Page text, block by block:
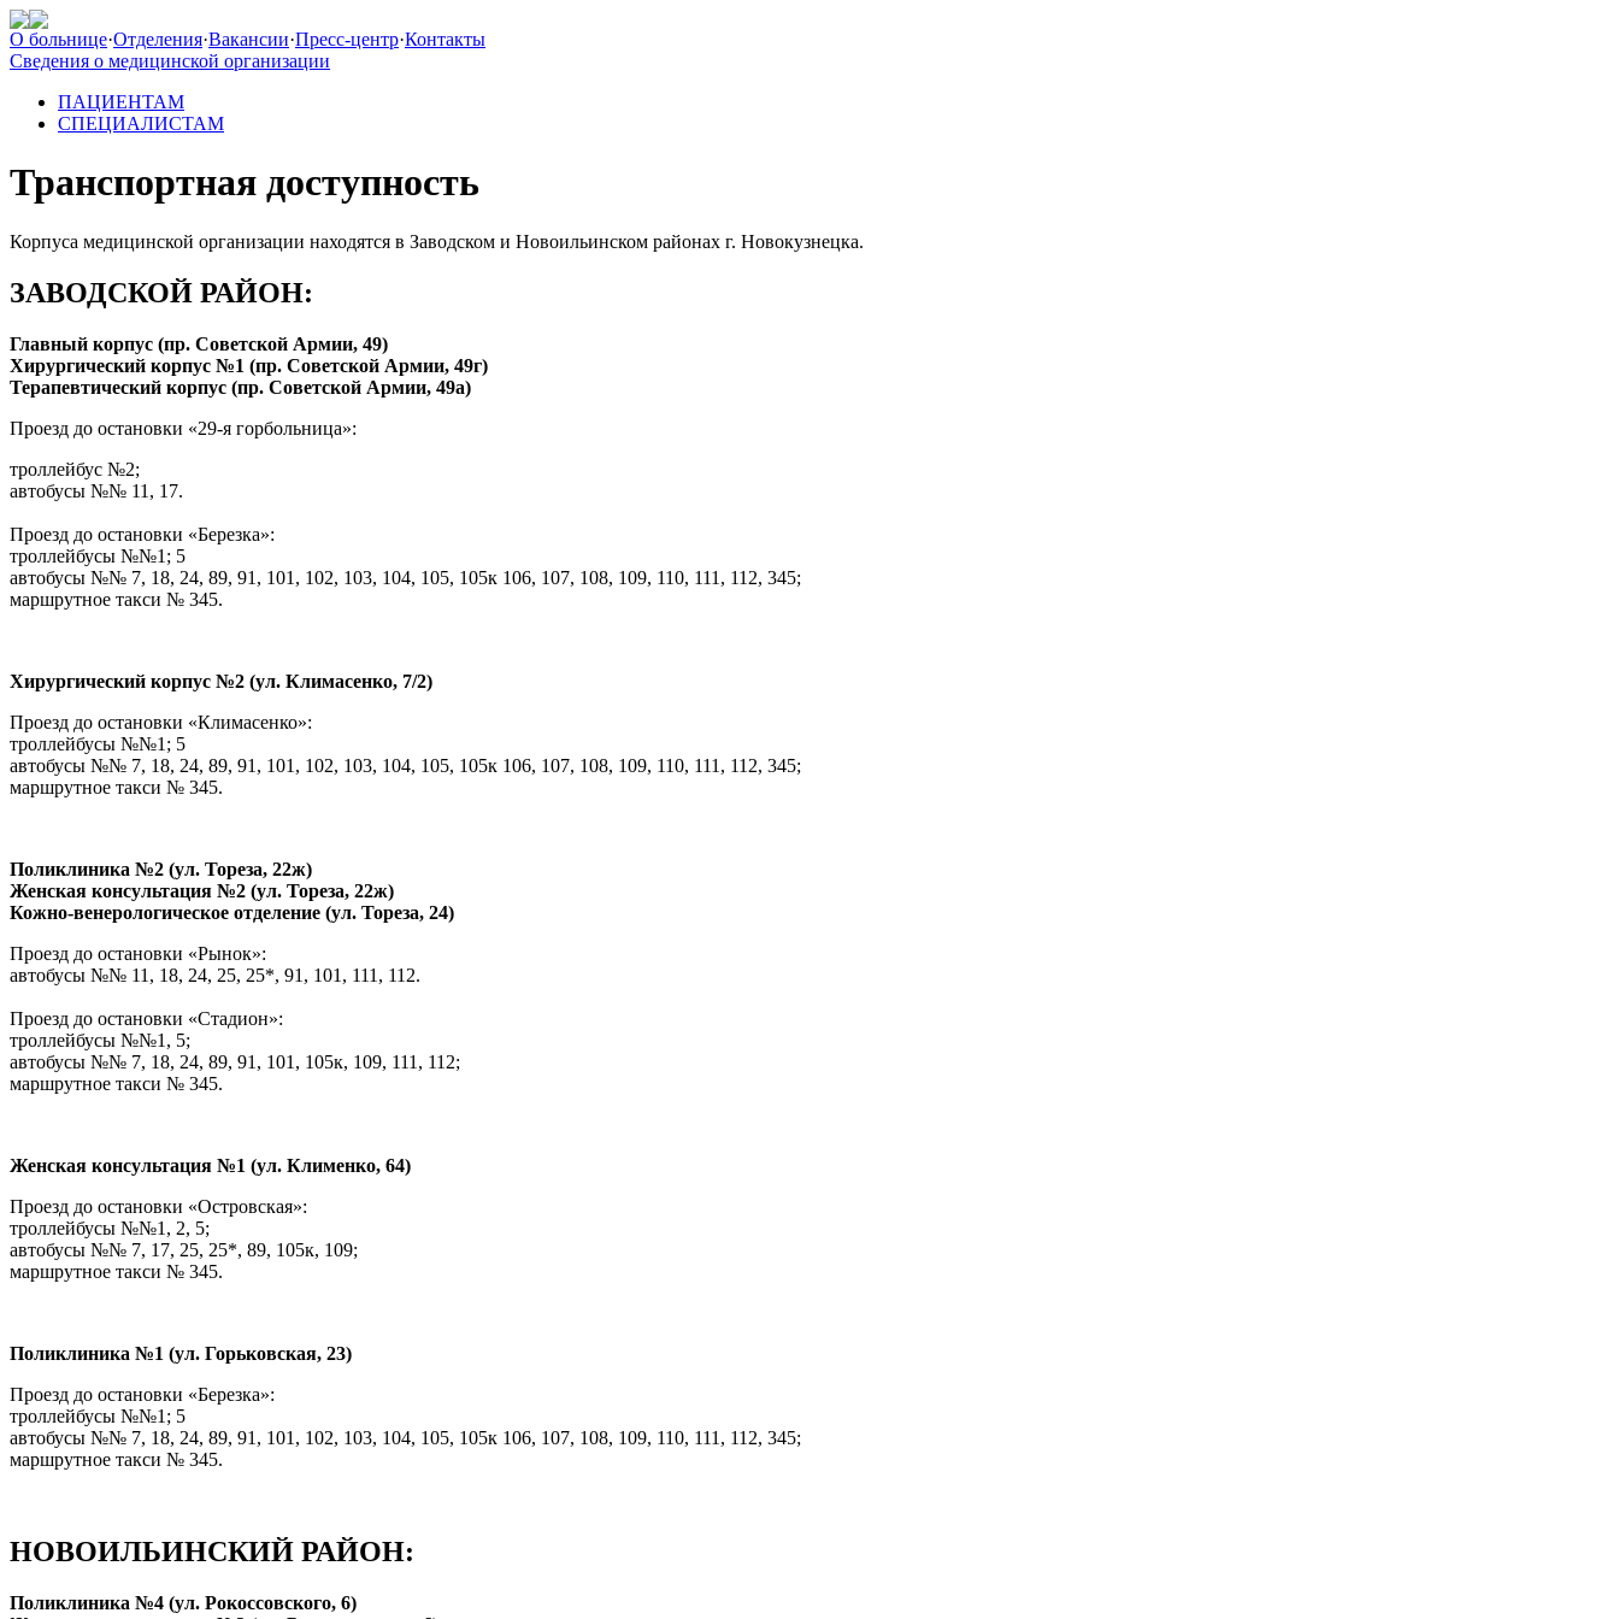
О больнице·Отделения·Вакансии·Пресс-центр·Контакты
Сведения о медицинской организации
ПАЦИЕНТАМ
СПЕЦИАЛИСТАМ
Транспортная доступность
Корпуса медицинской организации находятся в Заводском и Новоильинском районах г. Новокузнецка.
ЗАВОДСКОЙ РАЙОН:
Главный корпус (пр. Советской Армии, 49)
Хирургический корпус №1 (пр. Советской Армии, 49г)
Терапевтический корпус (пр. Советской Армии, 49а)
Проезд до остановки «29-я горбольница»:
троллейбус №2;
автобусы №№ 11, 17.
Проезд до остановки «Березка»:
троллейбусы №№1; 5
автобусы №№ 7, 18, 24, 89, 91, 101, 102, 103, 104, 105, 105к 106, 107, 108, 109, 110, 111, 112, 345;
маршрутное такси № 345.
Хирургический корпус №2 (ул. Климасенко, 7/2)
Проезд до остановки «Климасенко»:
троллейбусы №№1; 5
автобусы №№ 7, 18, 24, 89, 91, 101, 102, 103, 104, 105, 105к 106, 107, 108, 109, 110, 111, 112, 345;
маршрутное такси № 345.
Поликлиника №2 (ул. Тореза, 22ж)
Женская консультация №2 (ул. Тореза, 22ж)
Кожно-венерологическое отделение (ул. Тореза, 24)
Проезд до остановки «Рынок»:
автобусы №№ 11, 18, 24, 25, 25*, 91, 101, 111, 112.
Проезд до остановки «Стадион»:
троллейбусы №№1, 5;
автобусы №№ 7, 18, 24, 89, 91, 101, 105к, 109, 111, 112;
маршрутное такси № 345.
Женская консультация №1 (ул. Клименко, 64)
Проезд до остановки «Островская»:
троллейбусы №№1, 2, 5;
автобусы №№ 7, 17, 25, 25*, 89, 105к, 109;
маршрутное такси № 345.
Поликлиника №1 (ул. Горьковская, 23)
Проезд до остановки «Березка»:
троллейбусы №№1; 5
автобусы №№ 7, 18, 24, 89, 91, 101, 102, 103, 104, 105, 105к 106, 107, 108, 109, 110, 111, 112, 345;
маршрутное такси № 345.
НОВОИЛЬИНСКИЙ РАЙОН:
Поликлиника №4 (ул. Рокоссовского, 6)